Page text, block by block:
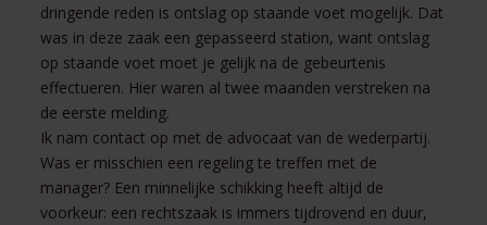
dringende reden is ontslag op staande voet mogelijk. Dat
was in deze zaak een gepasseerd station, want ontslag
op staande voet moet je gelijk na de gebeurtenis
effectueren. Hier waren al twee maanden verstreken na
de eerste melding.
Ik nam contact op met de advocaat van de wederpartij.
Was er misschien een regeling te treffen met de
manager? Een minnelijke schikking heeft altijd de
voorkeur: een rechtszaak is immers tijdrovend en duur,